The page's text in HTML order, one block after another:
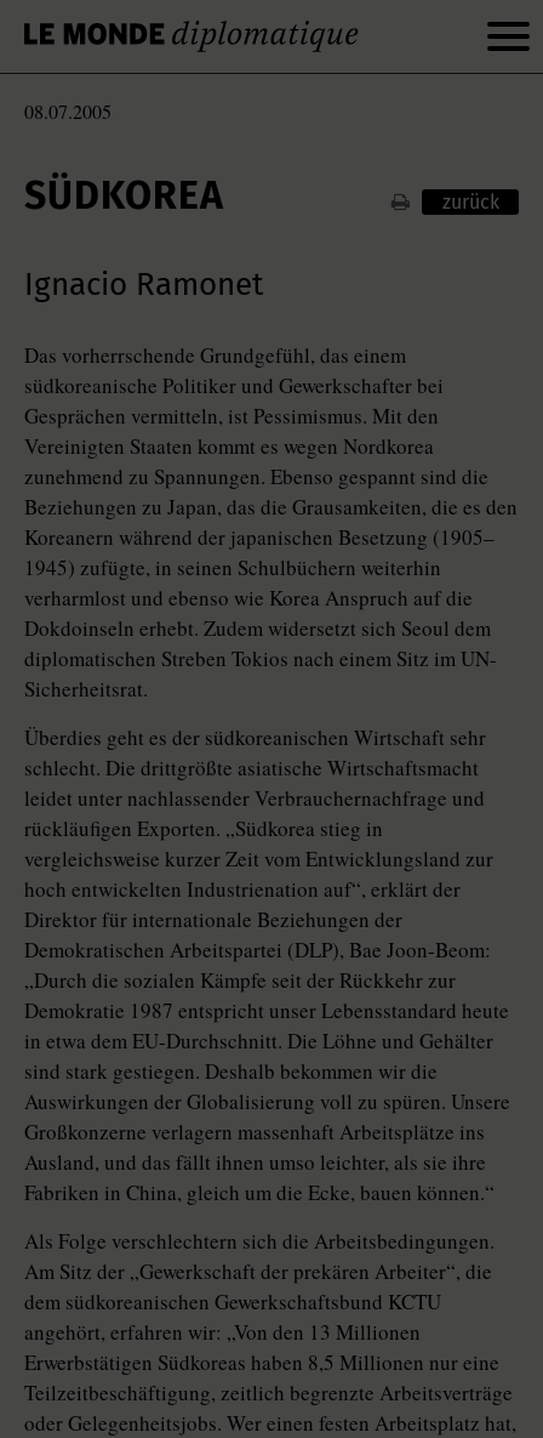
08.07.2005
SÜDKOREA zurück
Ignacio Ramonet
Das vorherrschende Grundgefühl, das einem
südkoreanische Politiker und Gewerkschafter bei
Gesprächen vermitteln, ist Pessimismus. Mit den
Vereinigten Staaten kommt es wegen Nordkorea
zunehmend zu Spannungen. Ebenso gespannt sind die
Beziehungen zu Japan, das die Grausamkeiten, die es den
Koreanern während der japanischen Besetzung (1905–
1945) zufügte, in seinen Schulbüchern weiterhin
verharmlost und ebenso wie Korea Anspruch auf die
Dokdoinseln erhebt. Zudem widersetzt sich Seoul dem
diplomatischen Streben Tokios nach einem Sitz im UN-
Sicherheitsrat.
Überdies geht es der südkoreanischen Wirtschaft sehr
schlecht. Die drittgrößte asiatische Wirtschaftsmacht
leidet unter nachlassender Verbrauchernachfrage und
rückläufigen Exporten. „Südkorea stieg in
vergleichsweise kurzer Zeit vom Entwicklungsland zur
hoch entwickelten Industrienation auf“, erklärt der
Direktor für internationale Beziehungen der
Demokratischen Arbeitspartei (DLP), Bae Joon-Beom:
„Durch die sozialen Kämpfe seit der Rückkehr zur
Demokratie 1987 entspricht unser Lebensstandard heute
in etwa dem EU-Durchschnitt. Die Löhne und Gehälter
sind stark gestiegen. Deshalb bekommen wir die
Auswirkungen der Globalisierung voll zu spüren. Unsere
Großkonzerne verlagern massenhaft Arbeitsplätze ins
Ausland, und das fällt ihnen umso leichter, als sie ihre
Fabriken in China, gleich um die Ecke, bauen können.“
Als Folge verschlechtern sich die Arbeitsbedingungen.
Am Sitz der „Gewerkschaft der prekären Arbeiter“, die
dem südkoreanischen Gewerkschaftsbund KCTU
angehört, erfahren wir: „Von den 13 Millionen
Erwerbstätigen Südkoreas haben 8,5 Millionen nur eine
Teilzeitbeschäftigung, zeitlich begrenzte Arbeitsverträge
oder Gelegenheitsjobs. Wer einen festen Arbeitsplatz hat,